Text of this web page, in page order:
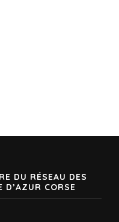
DU RÉSEAU DES
D’AZUR CORSE